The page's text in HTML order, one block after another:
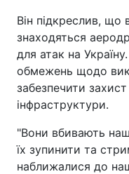
Він підкреслив, що
знаходяться
для атак на
обмежень щодо
забезпечити
інфраструктури.
"Вони вбивають
їх зупинити та
наближалися до